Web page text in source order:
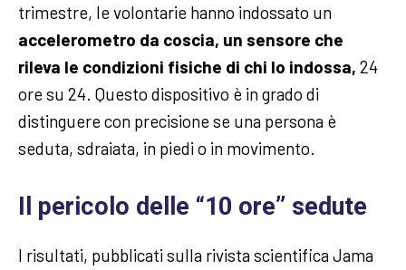
trimestre, le volontarie hanno indossato un
accelerometro da coscia, un sensore che
rileva le condizioni fisiche di chi lo indossa, 24
ore su 24. Questo dispositivo è in grado di
distinguere con precisione se una persona è
seduta, sdraiata, in piedi o in movimento.
Il pericolo delle “10 ore” sedute
I risultati, pubblicati sulla rivista scientifica Jama